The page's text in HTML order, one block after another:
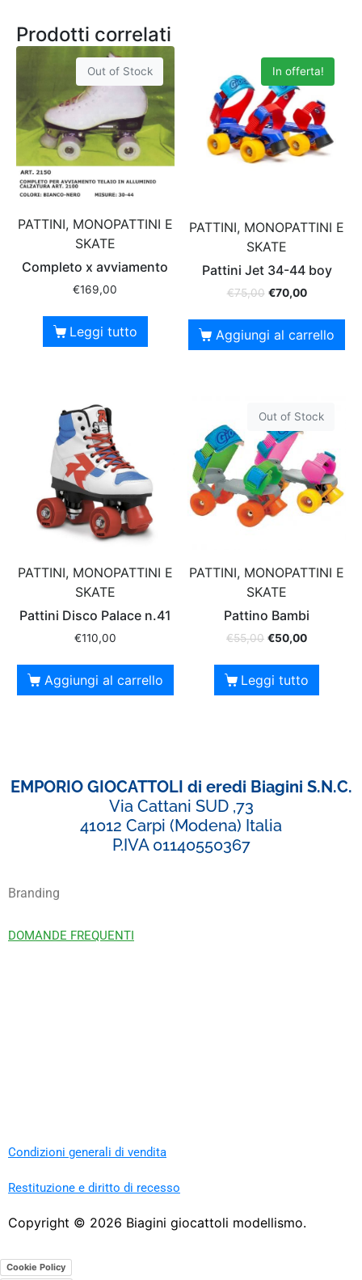
Prodotti correlati
Out of Stock
PATTINI, MONOPATTINI E
SKATE
Completo x avviamento
€169,00
Leggi tutto
In offerta!
PATTINI, MONOPATTINI E
SKATE
Pattini Jet 34-44 boy
€75,00 €70,00
Aggiungi al carrello
PATTINI, MONOPATTINI E
SKATE
Pattini Disco Palace n.41
€110,00
Aggiungi al carrello
Out of Stock
PATTINI, MONOPATTINI E
SKATE
Pattino Bambi
€55,00 €50,00
Leggi tutto
EMPORIO GIOCATTOLI di eredi Biagini S.N.C.
Via Cattani SUD ,73
41012 Carpi (Modena) Italia
P.IVA 01140550367
Branding
DOMANDE FREQUENTI
Condizioni generali di vendita
Restituzione e diritto di recesso
Copyright © 2026 Biagini giocattoli modellismo.
Cookie Policy